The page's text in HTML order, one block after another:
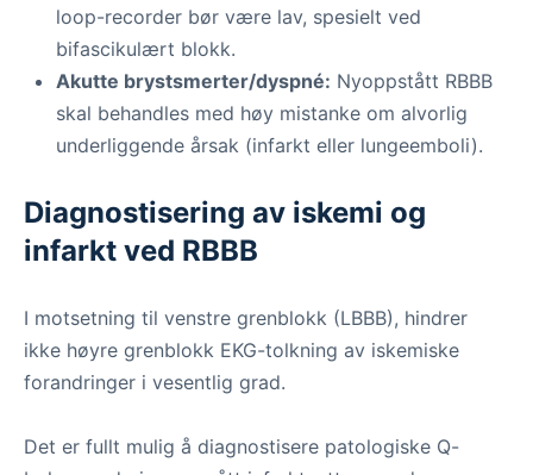
loop-recorder bør være lav, spesielt ved
bifascikulært blokk.
Akutte brystsmerter/dyspné: Nyoppstått RBBB
skal behandles med høy mistanke om alvorlig
underliggende årsak (infarkt eller lungeemboli).
Diagnostisering av iskemi og
infarkt ved RBBB
I motsetning til venstre grenblokk (LBBB), hindrer
ikke høyre grenblokk EKG-tolkning av iskemiske
forandringer i vesentlig grad.
Det er fullt mulig å diagnostisere patologiske Q-